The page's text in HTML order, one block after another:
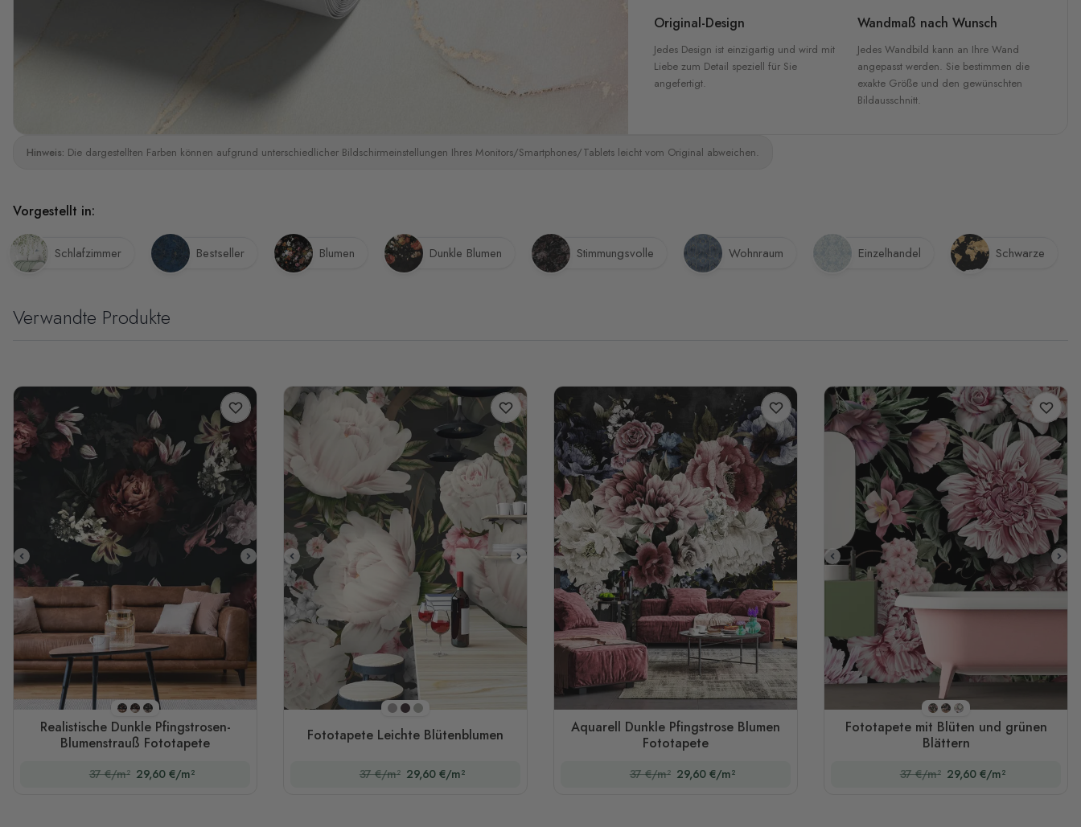
Original-Design
Jedes Design ist einzigartig und wird mit
Liebe zum Detail speziell für Sie
angefertigt.
Wandmaß nach Wunsch
Jedes Wandbild kann an Ihre Wand
angepasst werden. Sie bestimmen die
exakte Größe und den gewünschten
Bildausschnitt.
Hinweis: Die dargestellten Farben können aufgrund unterschiedlicher Bildschirmeinstellungen Ihres Monitors/Smartphones/Tablets leicht vom Original abweichen.
Vorgestellt in:
Schlafzimmer Bestseller Blumen Dunkle Blumen Stimmungsvolle Wohnraum Einzelhandel Schwarze
Verwandte Produkte
Stil 1Stil 2Stil 3
Realistische Dunkle Pfingstrosen-
Blumenstrauß Fototapete
37 €/m² 29,60 €/m²
Dunkelgrau
Dunkelviolett
Beige
Fototapete Leichte Blütenblumen
37 €/m² 29,60 €/m²
Aquarell Dunkle Pfingstrose Blumen
Fototapete
37 €/m² 29,60 €/m²
Stil 1Stil 2Stil 3
Fototapete mit Blüten und grünen
Blättern
37 €/m² 29,60 €/m²